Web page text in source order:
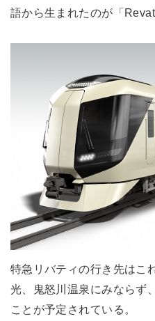
語から生まれたのが「
特急リバティの行き先はこ
光、鬼怒川温泉にみならず
ことが予定されている。